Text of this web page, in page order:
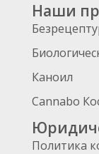
Наши
Каноил
Cannabo
Политика